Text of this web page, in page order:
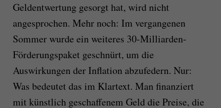
Geldentwertung gesorgt hat, wird nicht
angesprochen. Mehr noch: Im vergangenen
Sommer wurde ein weiteres 30-Milliarden-
Förderungspaket geschnürt, um die
Auswirkungen der Inflation abzufedern. Nur:
Was bedeutet das im Klartext. Man finanziert
mit künstlich geschaffenem Geld die Preise, die